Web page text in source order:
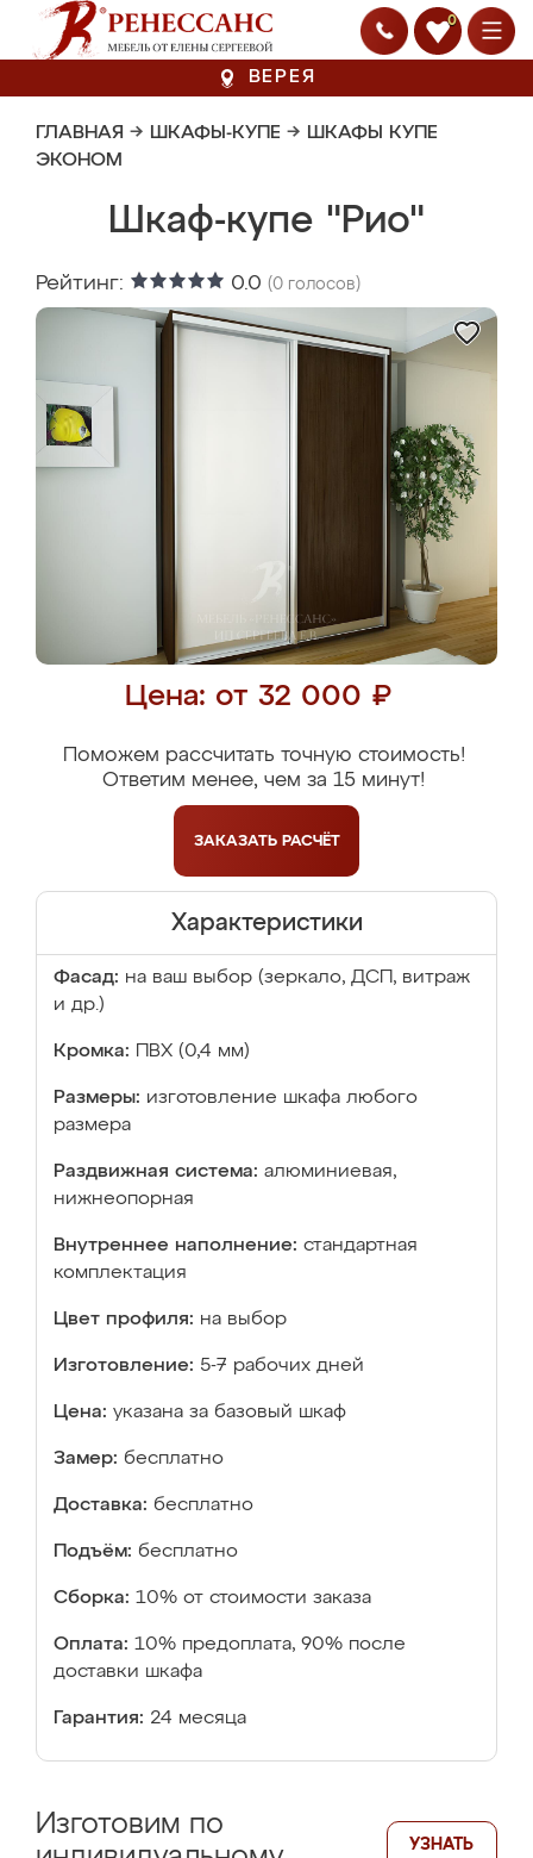
0
ВЕРЕЯ
ГЛАВНАЯ → ШКАФЫ-КУПЕ → ШКАФЫ КУПЕ
ЭКОНОМ
Шкаф-купе "Рио"
Рейтинг: 0.0 (0 голосов)
Цена: от 32 000 ₽
Поможем рассчитать точную стоимость!
Ответим менее, чем за 15 минут!
ЗАКАЗАТЬ РАСЧЁТ
Характеристики
Фасад: на ваш выбор (зеркало, ДСП, витраж
и др.)
Кромка: ПВХ (0,4 мм)
Размеры: изготовление шкафа любого
размера
Раздвижная система: алюминиевая,
нижнеопорная
Внутреннее наполнение: стандартная
комплектация
Цвет профиля: на выбор
Изготовление: 5-7 рабочих дней
Цена: указана за базовый шкаф
Замер: бесплатно
Доставка: бесплатно
Подъём: бесплатно
Сборка: 10% от стоимости заказа
Оплата: 10% предоплата, 90% после
доставки шкафа
Гарантия: 24 месяца
Изготовим по
УЗНАТЬ